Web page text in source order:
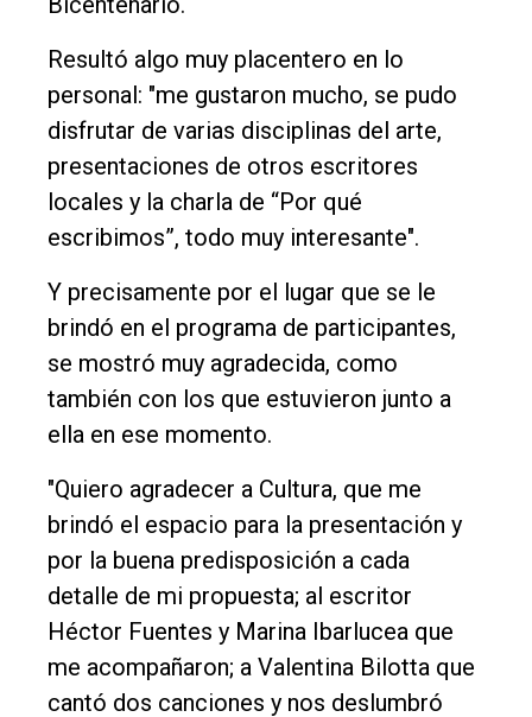
Resultó algo muy placentero en lo
personal: "me gustaron mucho, se pudo
disfrutar de varias disciplinas del arte,
presentaciones de otros escritores
locales y la charla de “Por qué
escribimos”, todo muy interesante".
Y precisamente por el lugar que se le
brindó en el programa de participantes,
se mostró muy agradecida, como
también con los que estuvieron junto a
ella en ese momento.
"Quiero agradecer a Cultura, que me
brindó el espacio para la presentación y
por la buena predisposición a cada
detalle de mi propuesta; al escritor
Héctor Fuentes y Marina Ibarlucea que
me acompañaron; a Valentina Bilotta que
cantó dos canciones y nos deslumbró